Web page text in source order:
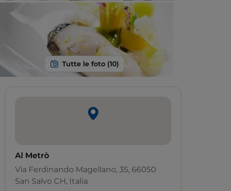
Al Metrò
Via Ferdinando Magellano, 35, 66050
San Salvo CH, Italia